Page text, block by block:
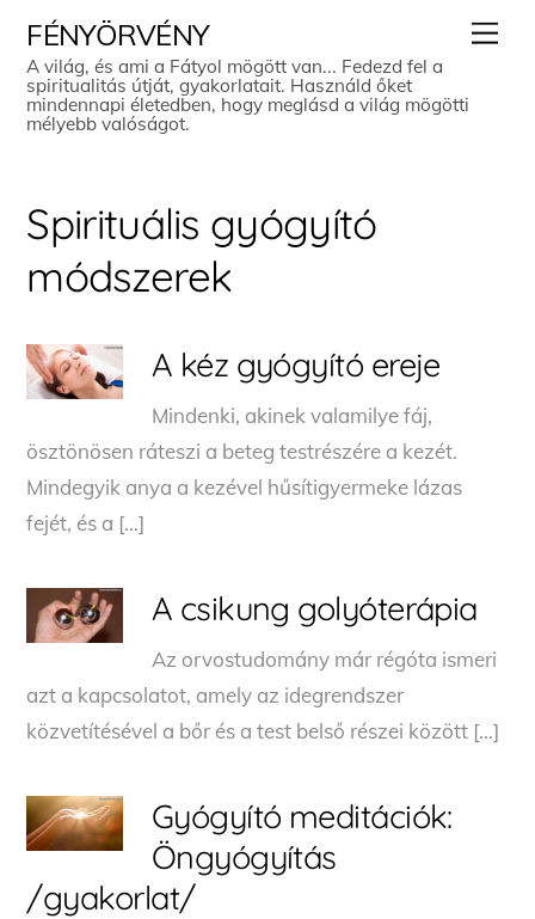
content
FÉNYÖRVÉNY
A világ, és ami a Fátyol mögött van... Fedezd fel a
spiritualitás útját, gyakorlatait. Használd őket
mindennapi életedben, hogy meglásd a világ mögötti
mélyebb valóságot.
Spirituális gyógyító
módszerek
A kéz gyógyító ereje
Mindenki, akinek valamilye fáj,
ösztönösen ráteszi a beteg testrészére a kezét.
Mindegyik anya a kezével hűsítigyermeke lázas
fejét, és a […]
A csikung golyóterápia
Az orvostudomány már régóta ismeri
azt a kapcsolatot, amely az idegrendszer
közvetítésével a bőr és a test belső részei között […]
Gyógyító meditációk:
Öngyógyítás
/gyakorlat/